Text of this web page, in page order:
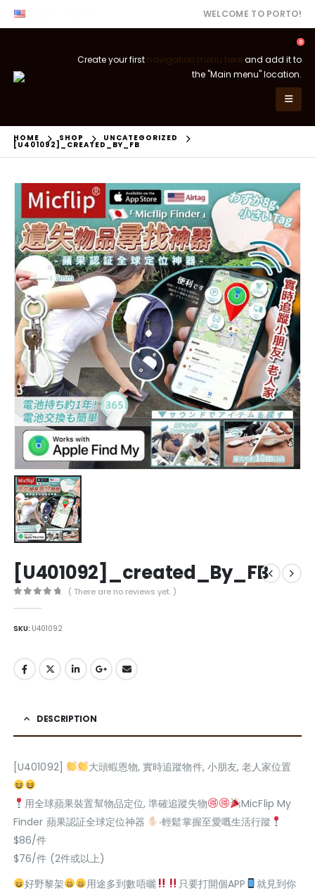
WELCOME TO PORTO!
0
Create your first navigation menu hereand add it to
the "Main menu" location.
HOME SHOP UNCATEGORIZED
[U401092]_CREATED_BY_FB
[U401092]_created_By_FB
( There are no reviews yet. )
SKU: U401092
DESCRIPTION
[U401092] 大頭蝦恩物, 實時追蹤物件, 小朋友, 老人家位置
用全球蘋果裝置幫物品定位, 準確追蹤失物
MicFlip My
Finder 蘋果認証全球定位神器
‧輕鬆掌握至愛嘅生活行蹤
$86/件
$76/件 (2件或以上)
好野黎架
用途多到數唔曬 只要打開個APP
就見到你